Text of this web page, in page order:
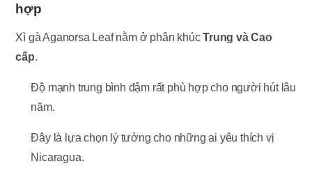
hợp
Xì gà Aganorsa Leaf nằm ở phân khúcTrung và Cao
cấp.
Độ mạnh trung bình đậm rất phù hợp cho người hút lâu
năm.
Đây là lựa chọn lý tưởng cho những ai yêu thích vị
Nicaragua.